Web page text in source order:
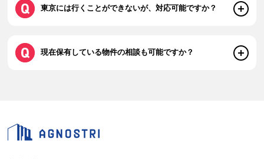
東京には行くことができないが、対応可能ですか？
現在保有している物件の相談も可能ですか？